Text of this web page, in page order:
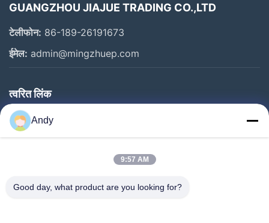
GUANGZHOU JIAJUE TRADING CO.,LTD
टेलीफोन: 86-189-26191673
ईमेल: admin@mingzhuep.com
त्वरित लिंक
घर
उत्पाद
कारखाने का दौरा
Andy
9:57 AM
Good day, what product are you looking for?